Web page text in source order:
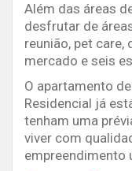
Além das áreas
desfrutar de
reunião, pet care,
mercado e seis
O apartamento
Residencial já
tenham uma
viver com
empreendimento